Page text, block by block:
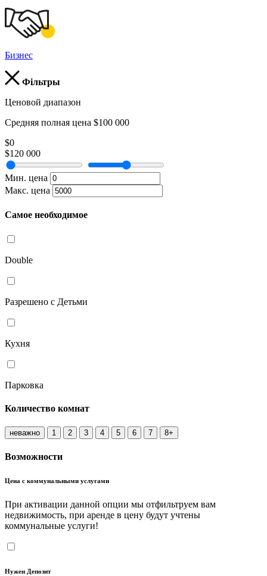
Бизнес
Фільтры
Ценовой диапазон
Средняя полная цена $100 000
$0
$120 000
Мин. цена
Макс. цена
Самое необходимое
Double
Разрешено с Детьми
Кухня
Парковка
Количество комнат
неважно 1 2 3 4 5 6 7 8+
Возможности
Цена с коммунальными услугами
При активации данной опции мы отфильтруем вам
недвижимость, при аренде в цену будут учтены
коммунальные услуги!
Нужен Депозит